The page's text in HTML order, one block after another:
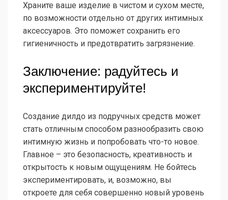
Храните ваше изделие в чистом и сухом месте,
по возможности отдельно от других интимных
аксессуаров. Это поможет сохранить его
гигиеничность и предотвратить загрязнение.
Заключение: радуйтесь и
экспериментируйте!
Создание дилдо из подручных средств может
стать отличным способом разнообразить свою
интимную жизнь и попробовать что-то новое.
Главное – это безопасность, креативность и
открытость к новым ощущениям. Не бойтесь
экспериментировать, и, возможно, вы
откроете для себя совершенно новый уровень